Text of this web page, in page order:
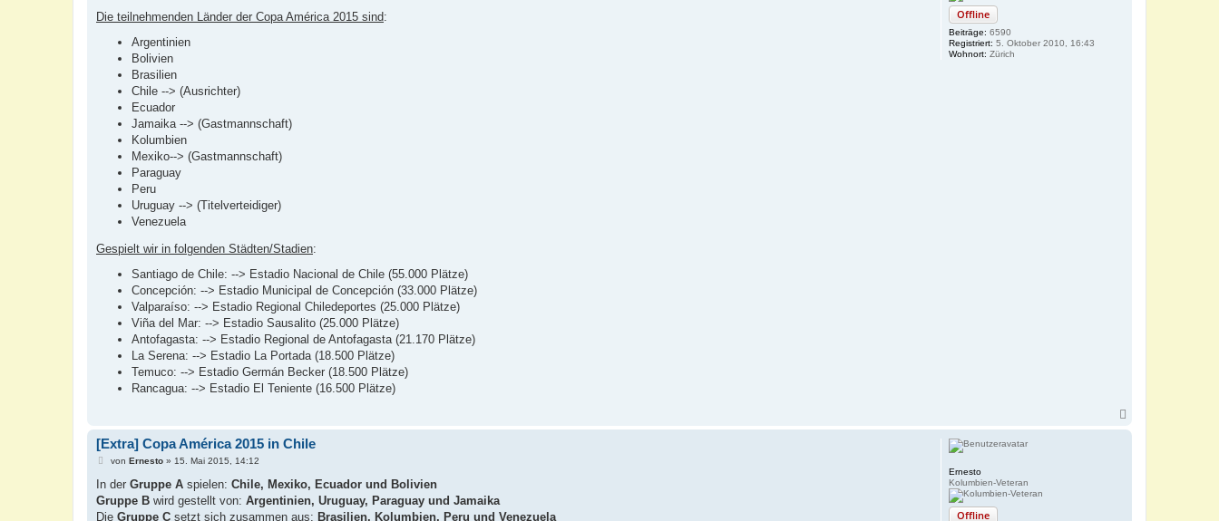
Offline
Beiträge: 6590
Registriert: 5. Oktober 2010, 16:43
Wohnort: Zürich
a
g
Die teilnehmenden Länder der Copa América 2015 sind:
Argentinien
Bolivien
Brasilien
Chile --> (Ausrichter)
Ecuador
Jamaika --> (Gastmannschaft)
Kolumbien
Mexiko--> (Gastmannschaft)
Paraguay
Peru
Uruguay --> (Titelverteidiger)
Venezuela
Gespielt wir in folgenden Städten/Stadien:
Santiago de Chile: --> Estadio Nacional de Chile (55.000 Plätze)
Concepción: --> Estadio Municipal de Concepción (33.000 Plätze)
Valparaíso: --> Estadio Regional Chiledeportes (25.000 Plätze)
Viña del Mar: --> Estadio Sausalito (25.000 Plätze)
Antofagasta: --> Estadio Regional de Antofagasta (21.170 Plätze)
La Serena: --> Estadio La Portada (18.500 Plätze)
Temuco: --> Estadio Germán Becker (18.500 Plätze)
Rancagua: --> Estadio El Teniente (16.500 Plätze)
Ernesto
Kolumbien-Veteran
Offline
[Extra] Copa América 2015 in Chile
B
r
a
von Ernesto» 15. Mai 2015, 14:12
In der Gruppe A spielen: Chile, Mexiko, Ecuador und Bolivien
Gruppe B wird gestellt von: Argentinien, Uruguay, Paraguay und Jamaika
Die Gruppe C setzt sich zusammen aus: Brasilien, Kolumbien, Peru und Venezuela